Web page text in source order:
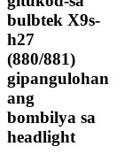
bulbtek X9s-
h27
(880/881)
gipangulohan
ang
bombilya sa
headlight